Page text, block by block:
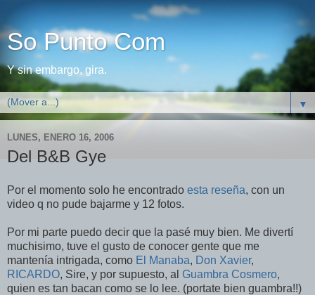
So Punto Com
Y sin embargo, gira.
▼
LUNES, ENERO 16, 2006
Del B&B Gye
Por el momento solo he encontrado esta reseña, con un
video q no pude bajarme y 12 fotos.
Por mi parte puedo decir que la pasé muy bien. Me divertí
muchisimo, tuve el gusto de conocer gente que me
mantenía intrigada, como El Manaba, Don Xavier,
RICARDO, Sire, y por supuesto, al Guambra Cosmero,
quien es tan bacan como se lo lee. (portate bien guambra!!)